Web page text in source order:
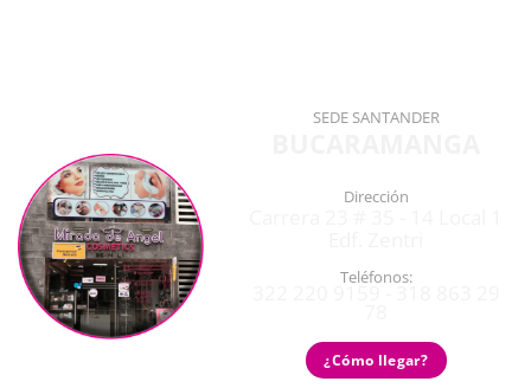
SEDE SANTANDER
Dirección
Teléfonos:
¿Cómo llegar?